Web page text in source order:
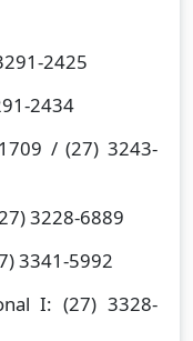
2425
2434
/ (27) 3243-
3228-6889
3341-5992
I: (27) 3328-